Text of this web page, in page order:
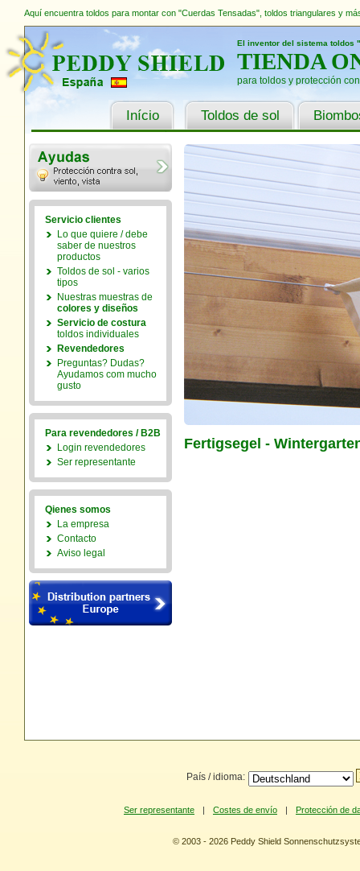
Aquí encuentra toldos para montar con "Cuerdas Tensadas", toldos triangulares y
El inventor del sistema toldos
TIENDA
para toldos y protección
Início Toldos de sol
Fertigsegel -
Servicio clientes
Lo que quiere / debe
saber de nuestros
productos
Toldos de sol - varios
tipos
Nuestras muestras de
colores y diseños
Servicio de costura
toldos individuales
Revendedores
Preguntas? Dudas?
Ayudamos com mucho
gusto
Para revendedores / B2B
Login revendedores
Ser representante
Qienes somos
La empresa
Contacto
Aviso legal
País / idioma:
Ser representante | Costes de envío | Protección de
© 2003 - 2026 Peddy Shield